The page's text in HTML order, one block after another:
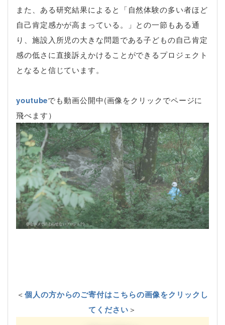
また、ある研究結果によると「自然体験の多い者ほど
自己肯定感かが高まっている。」との一節もある通
り、施設入所児の大きな問題である子どもの自己肯定
感の低さに直接訴えかけることができるプロジェクト
となると信じています。
youtubeでも動画公開中(画像をクリックでページに
飛べます）
＜個人の方からのご寄付はこちらの画像をクリックし
てください＞